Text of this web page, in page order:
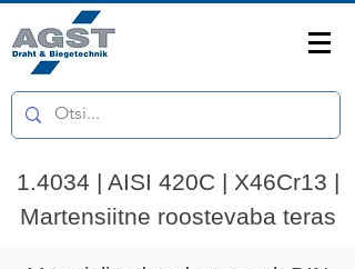
1.4034 | AISI 420C | X46Cr13 |
Martensiitne roostevaba teras